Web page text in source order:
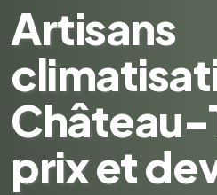
Artisans
Château-
prix et